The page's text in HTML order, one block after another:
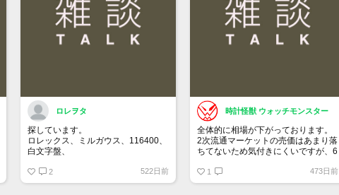
ロレヲタ
探しています。
ロレックス、ミルガウス、116400、
白文字盤、
属品は完備の状態を希望します。
お値段140万～170万位でよろしくお
2 522日前
時計怪獣 ウォッチモンスター
全体的に相場が下がっております。
2次流通マーケットの売価はあまり落
ちてないため気付きにくいですが、6
ている10％は下になっていると思い
ます。
1 473日前